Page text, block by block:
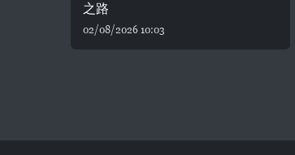
之路
02/08/2026 10:03